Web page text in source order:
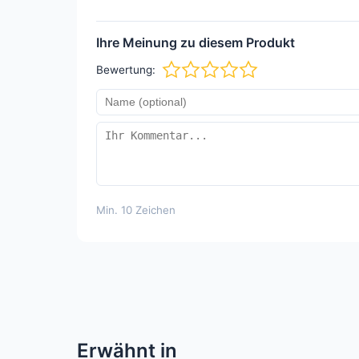
Ihre Meinung zu diesem Produkt
Bewertung:
Min. 10 Zeichen
Erwähnt in